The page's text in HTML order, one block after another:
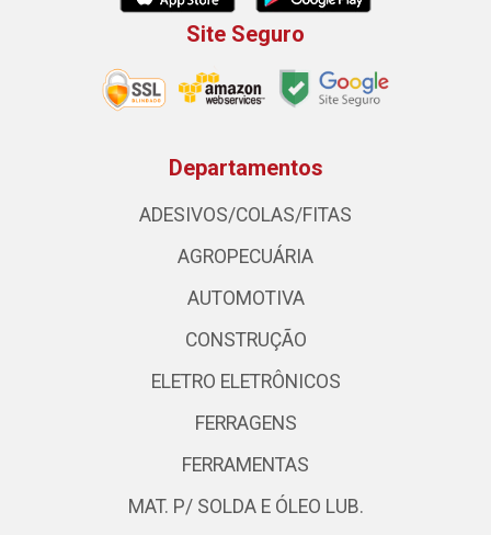
Site Seguro
Departamentos
ADESIVOS/COLAS/FITAS
AGROPECUÁRIA
AUTOMOTIVA
CONSTRUÇÃO
ELETRO ELETRÔNICOS
FERRAGENS
FERRAMENTAS
MAT. P/ SOLDA E ÓLEO LUB.